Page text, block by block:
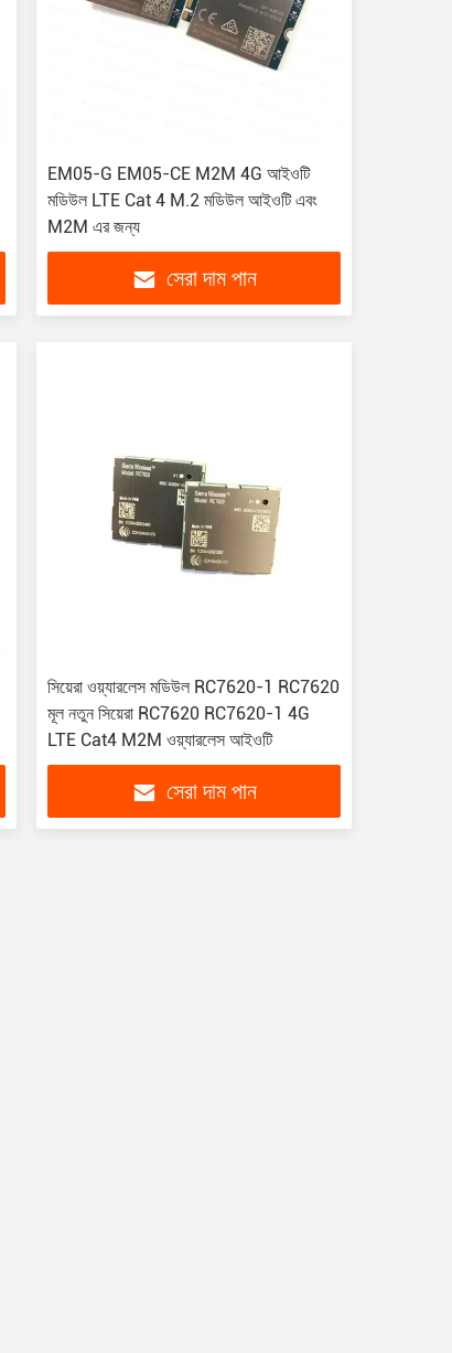
EM05-G EM05-CE M2M 4G আইওটি
মডিউল LTE Cat 4 M.2 মডিউল আইওটি এবং
M2M এর জন্য
সেরা দাম পান
সিয়েরা ওয়্যারলেস মডিউল RC7620-1 RC7620
মূল নতুন সিয়েরা RC7620 RC7620-1 4G
LTE Cat4 M2M ওয়্যারলেস আইওটি
সেরা দাম পান